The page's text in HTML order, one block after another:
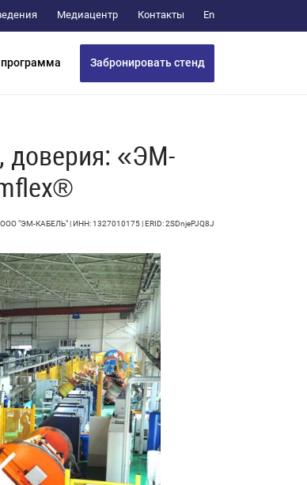
Медиацентр Контакты En
Забронировать стенд
доверия: «ЭМ-
ООО "ЭМ-КАБЕЛЬ" | ИНН: 1327010175 | ERID: 2SDnjePJQ8J